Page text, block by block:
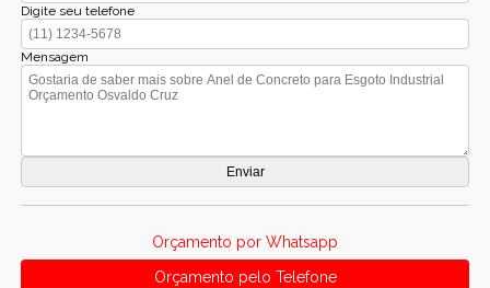
Digite seu telefone
Mensagem
Orçamento por Whatsapp
Orçamento pelo Telefone